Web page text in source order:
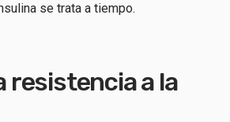
se trata a tiempo.
resistencia a la